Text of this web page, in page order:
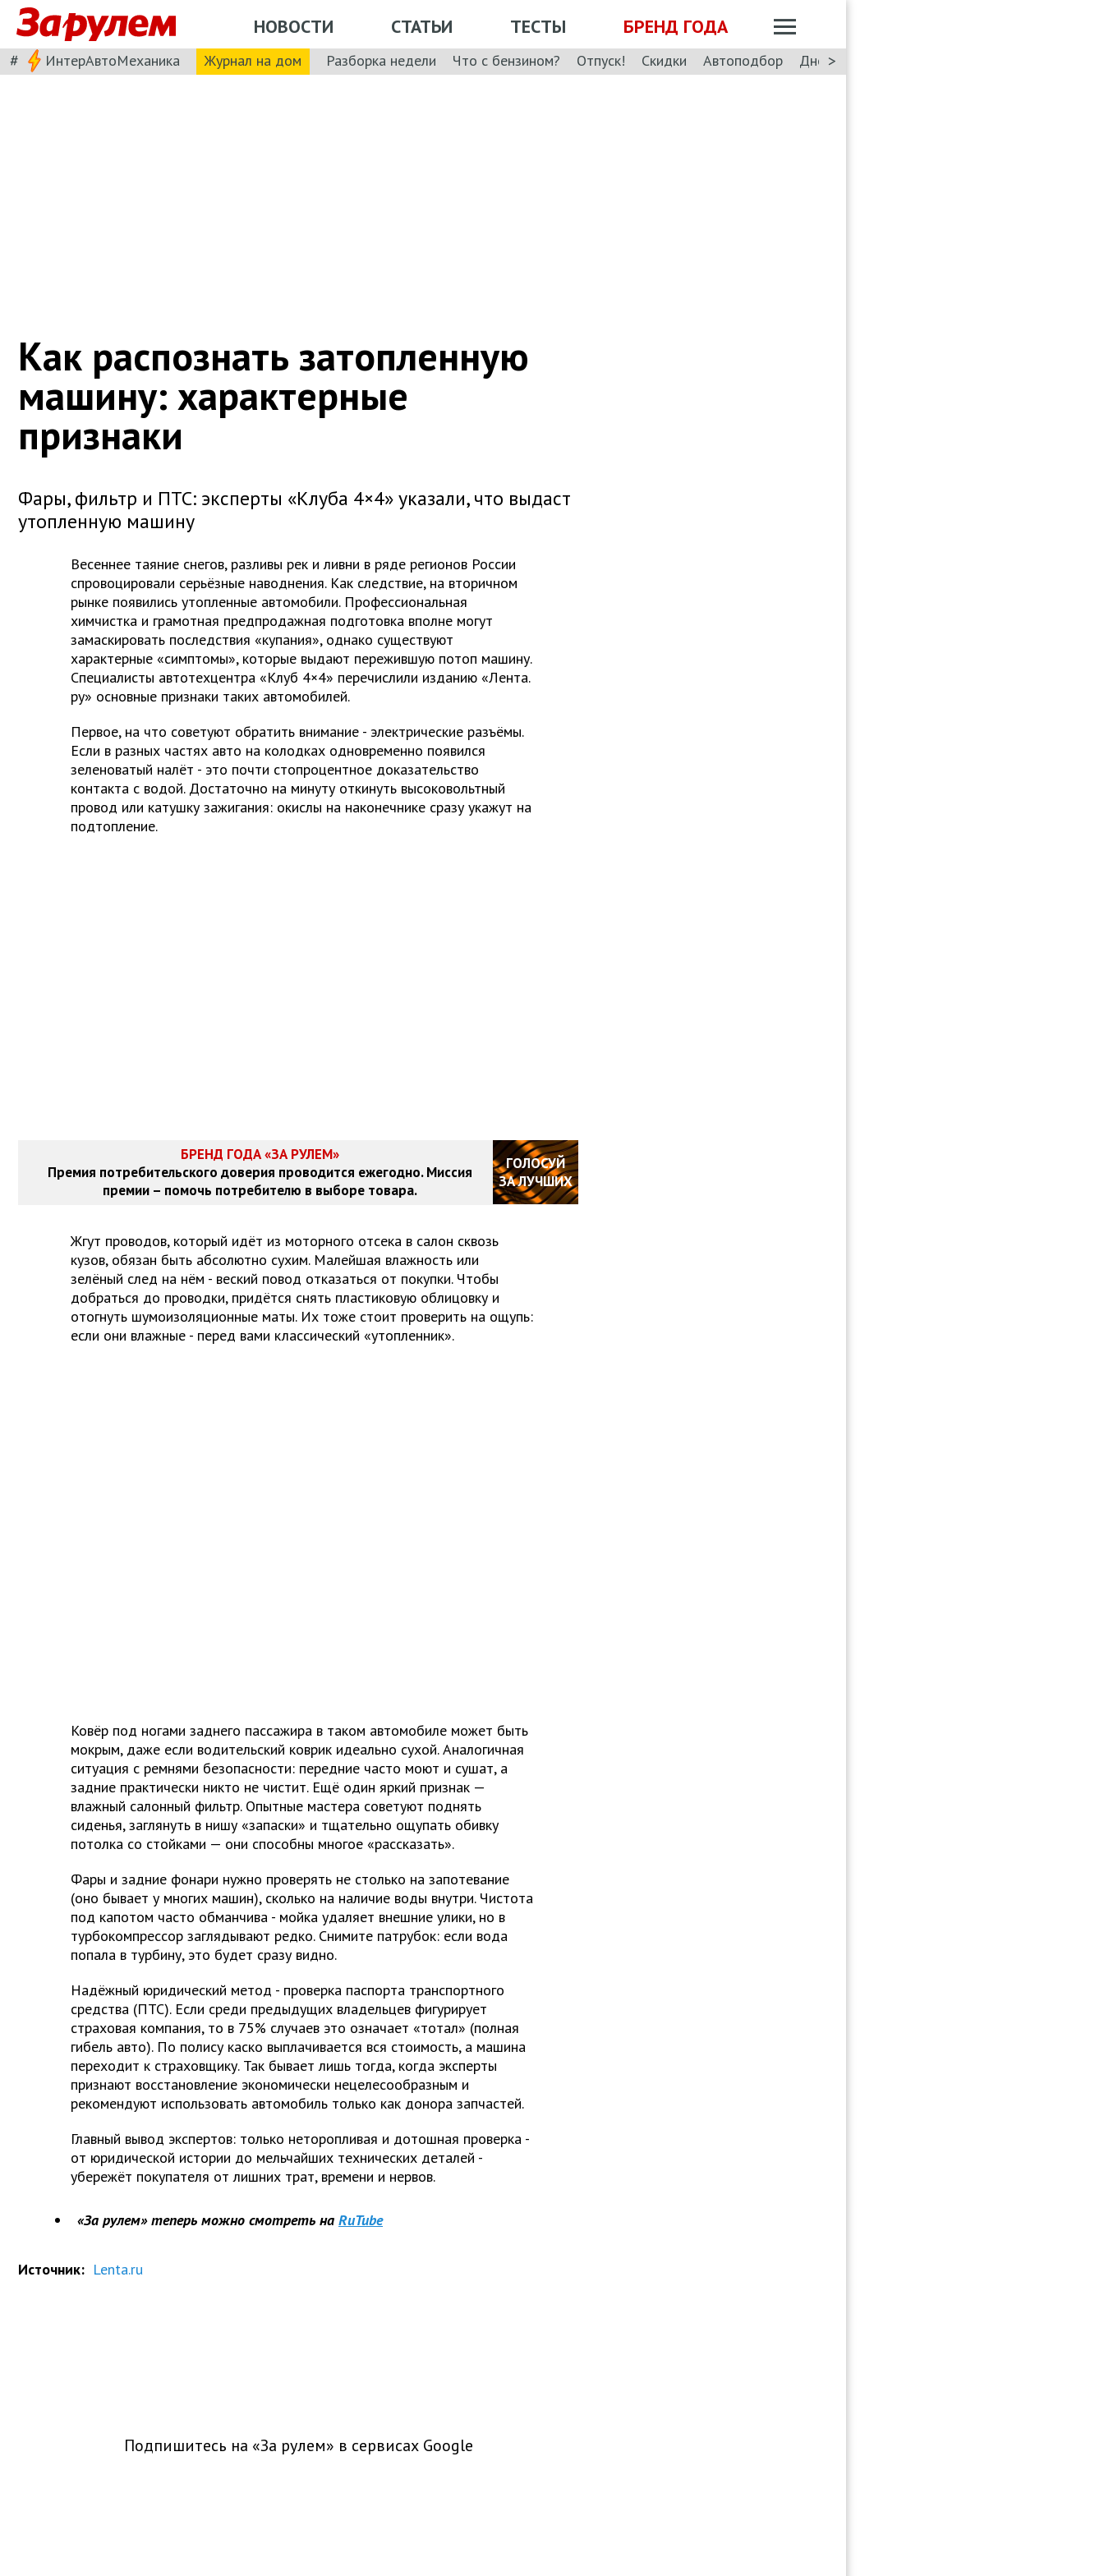
НОВОСТИ СТАТЬИ ТЕСТЫ БРЕНД ГОДА
# ИнтерАвтоМеханика Журнал на дом Разборка недели Что с бензином? Отпуск! Скидки Автоподбор Дневник: Лада Искра
>
Как распознать затопленную
машину: характерные
признаки
Фары, фильтр и ПТС: эксперты «Клуба 4×4» указали, что выдаст
утопленную машину
Весеннее таяние снегов, разливы рек и ливни в ряде регионов России
спровоцировали серьёзные наводнения. Как следствие, на вторичном
рынке появились утопленные автомобили. Профессиональная
химчистка и грамотная предпродажная подготовка вполне могут
замаскировать последствия «купания», однако существуют
характерные «симптомы», которые выдают пережившую потоп машину.
Специалисты автотехцентра «Клуб 4×4» перечислили изданию «Лента.
ру» основные признаки таких автомобилей.
Первое, на что советуют обратить внимание - электрические разъёмы.
Если в разных частях авто на колодках одновременно появился
зеленоватый налёт - это почти стопроцентное доказательство
контакта с водой. Достаточно на минуту откинуть высоковольтный
провод или катушку зажигания: окислы на наконечнике сразу укажут на
подтопление.
БРЕНД ГОДА «ЗА РУЛЕМ»
Премия потребительского доверия проводится ежегодно. Миссия
премии – помочь потребителю в выборе товара.
ГОЛОСУЙ
ЗА ЛУЧШИХ
Жгут проводов, который идёт из моторного отсека в салон сквозь
кузов, обязан быть абсолютно сухим. Малейшая влажность или
зелёный след на нём - веский повод отказаться от покупки. Чтобы
добраться до проводки, придётся снять пластиковую облицовку и
отогнуть шумоизоляционные маты. Их тоже стоит проверить на ощупь:
если они влажные - перед вами классический «утопленник».
Ковёр под ногами заднего пассажира в таком автомобиле может быть
мокрым, даже если водительский коврик идеально сухой. Аналогичная
ситуация с ремнями безопасности: передние часто моют и сушат, а
задние практически никто не чистит. Ещё один яркий признак —
влажный салонный фильтр. Опытные мастера советуют поднять
сиденья, заглянуть в нишу «запаски» и тщательно ощупать обивку
потолка со стойками — они способны многое «рассказать».
Фары и задние фонари нужно проверять не столько на запотевание
(оно бывает у многих машин), сколько на наличие воды внутри. Чистота
под капотом часто обманчива - мойка удаляет внешние улики, но в
турбокомпрессор заглядывают редко. Снимите патрубок: если вода
попала в турбину, это будет сразу видно.
Надёжный юридический метод - проверка паспорта транспортного
средства (ПТС). Если среди предыдущих владельцев фигурирует
страховая компания, то в 75% случаев это означает «тотал» (полная
гибель авто). По полису каско выплачивается вся стоимость, а машина
переходит к страховщику. Так бывает лишь тогда, когда эксперты
признают восстановление экономически нецелесообразным и
рекомендуют использовать автомобиль только как донора запчастей.
Главный вывод экспертов: только неторопливая и дотошная проверка -
от юридической истории до мельчайших технических деталей -
убережёт покупателя от лишних трат, времени и нервов.
«За рулем» теперь можно смотреть на RuTube
Источник: Lenta.ru
Подпишитесь на «За рулем» в сервисах Google